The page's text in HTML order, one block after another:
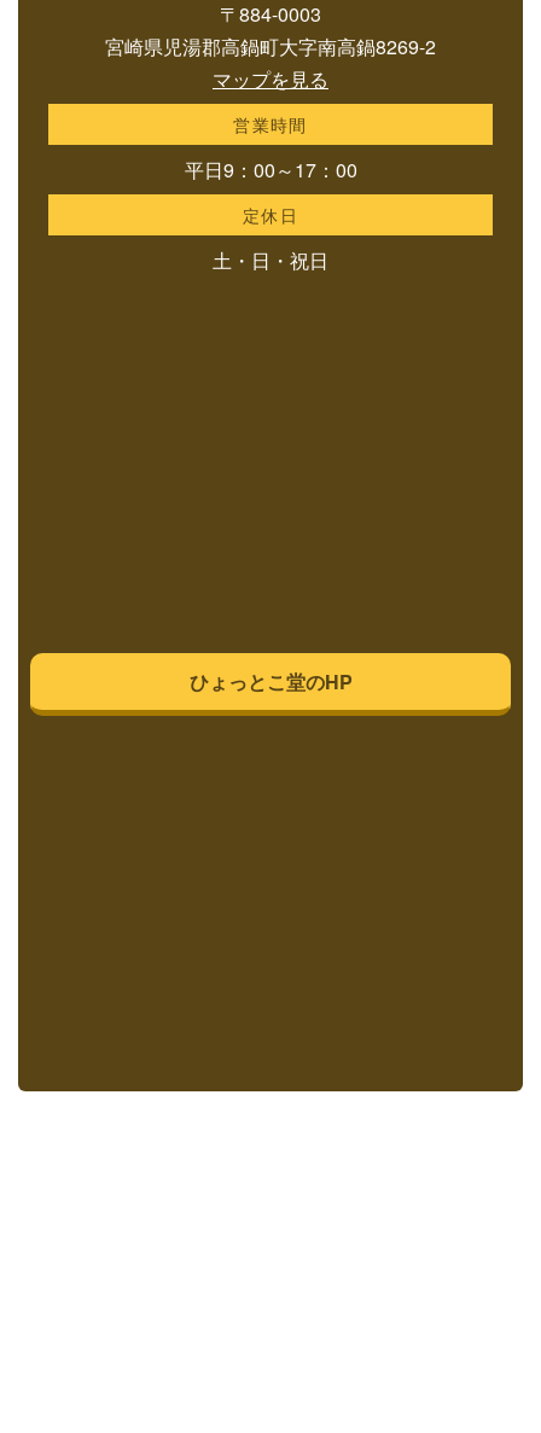
〒884-0003
宮崎県児湯郡高鍋町大字南高鍋8269-2
マップを見る
営業時間
平日9：00～17：00
定休日
土・日・祝日
ひょっとこ堂のHP